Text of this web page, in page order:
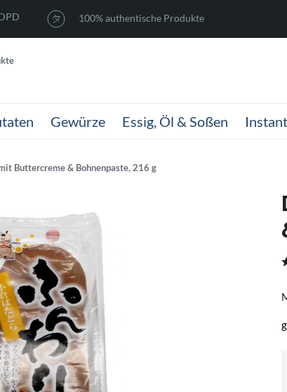
100% authentische Produkte
Gewürze Essig, Öl & Soßen Instant
Buttercreme & Bohnenpaste, 216 g